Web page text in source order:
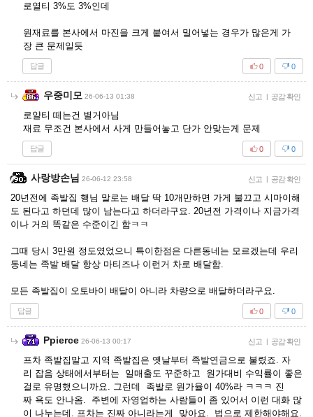
로열티 3%도 3%인데
원재료를 본사에서 마진을 크게 붙여서 밀어넣는 경우가 많은게 가
장 큰 문제일듯
답글 0
0
우중미모 26-06-13 01:38 신고 | 공감 확인
로얄티 떼는건 별거아님
재료 무조건 본사에서 사게 만들어놓고 단가 안맞는게 문제
답글 0
0
사랑방손님 26-06-12 23:58 신고 | 공감 확인
20년전에 족발집 행님 말로는 배달 딱 10개만하면 가게 불끄고 시마이해
도 된다고 하던데 많이 남는다고 하더라구요. 20년전 가격이나 지금가격
이나 거의 똑같은 수준이긴 함ㅋㅋ
그때 당시 3만원 정도였었으니 특이한점은 다른동네는 모르겠는데 우리
동네는 족발 배달 항상 마티즈나 이런거 차로 배달함.
모든 족발집이 오토바이 배달이 아니라 차량으로 배달하더라구요.
답글 0
0
Ppierce 26-06-13 00:17 신고 | 공감 확인
프차 족발집말고 지역 족발집은 옛날부터 족발연금으로 불렸죠. 자
리 잡음 상태에서부터는 일매출도 꾸준하고 원가대비 수익률이 좋은
걸로 유명했으니까요. 그런데 족발로 원가율이 40%라 ㅋㅋㅋ 진
짜 욕도 안나옴. 주변에 자영업하는 사람들이 좀 있어서 이런 대화 많
이 나누는데. 프차는 진짜 아니라는게 맞아요. 법으로 제한해야해요.